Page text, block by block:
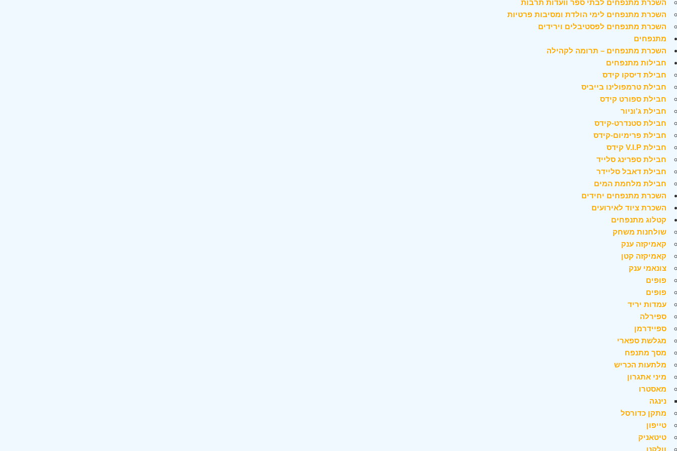
השכרת מתנפחים לבתי ספר וועדות תרבות
השכרת מתנפחים לימי הולדת ומסיבות פרטיות
השכרת מתנפחים לפסטיבלים וירידים
מתנפחים
השכרת מתנפחים – תרומה לקהילה
חבילות מתנפחים
חבילת דיסקו קידס
חבילת טרמפולינו בייביס
חבילת ספורט קידס
חבילת ג'וניור
חבילת סטנדרט-קידס
חבילת פרימיום-קידס
חבילת V.I.P קידס
חבילת ספרינג סלייד
חבילת דאבל סליידר
חבילת מלחמת המים
השכרת מתנפחים יחידים
השכרת ציוד לאירועים
קטלוג מתנפחים
שולחנות משחק
קאמיקזה ענק
קאמיקזה קטן
צונאמי ענק
פופים
פופים
עמדות יריד
ספירלה
ספיידרמן
מגלשת ספארי
מסך מתנפח
מלתעות הכריש
מיני אתגרון
מאסטרו
נינגה
מתקן כדורסל
טייפון
טיטאניק
וולקנו